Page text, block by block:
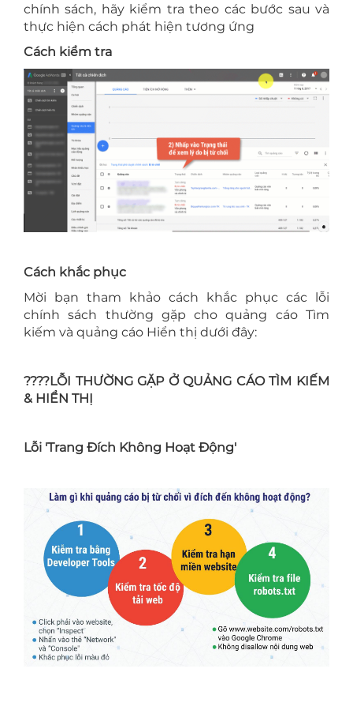
chính sách, hãy kiểm tra theo các bước sau và
thực hiện cách phát hiện tương ứng
Cách kiểm tra
Cách khắc phục
Mời bạn tham khảo cách khắc phục các lỗi
chính sách thường gặp cho quảng cáo Tìm
kiếm và quảng cáo Hiển thị dưới đây:
????LỖI THƯỜNG GẶP Ở QUẢNG CÁO TÌM KIẾM
& HIỂN THỊ
Lỗi 'Trang Đích Không Hoạt Động'